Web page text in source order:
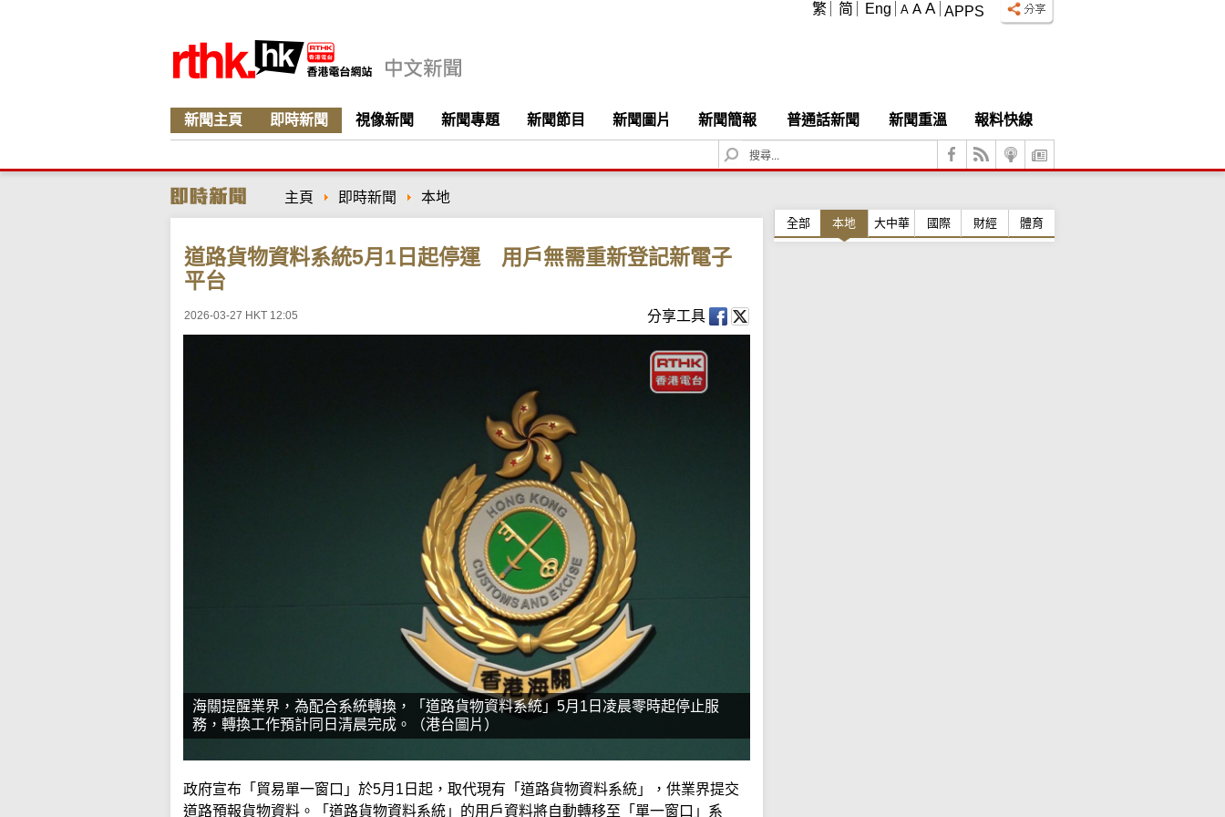
APPS
A A A
繁 简 Eng
新聞主頁 即時新聞 視像新聞 新聞專題 新聞節目 新聞圖片 新聞簡報 普通話新聞 新聞重溫
報料快線
S
e
c
主頁 即時新聞 本地
道路貨物資料系統5月1日起停運 用戶無需重新登記新電子
平台
2026-03-27 HKT 12:05 分享工具
海關提醒業界，為配合系統轉換，「道路貨物資料系統」5月1日凌晨零時起停止服
務，轉換工作預計同日清晨完成。（港台圖片）
政府宣布「貿易單一窗口」於5月1日起，取代現有「道路貨物資料系統」，供業界提交
道路預報貨物資料。「道路貨物資料系統」的用戶資料將自動轉移至「單一窗口」系
全部 本地 大中華 國際 財經 體育